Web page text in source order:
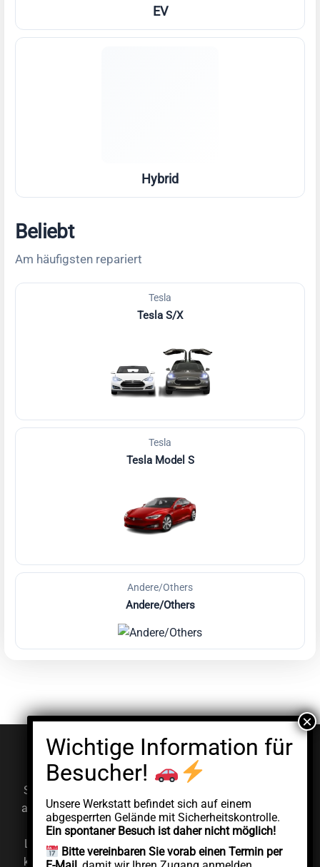
EV
Hybrid
Beliebt
Am häufigsten repariert
Tesla
Tesla S/X
Tesla
Tesla Model S
Andere/Others
Andere/Others
© EV Clinic 2026
Impressum Datenschutzerklärung
Serviceleistungen, Diagnosen und Reparaturen werden
ausschließlich von der autorisierten juristischen Person
AddCycle GMBH durchgeführt, die unabhängig unter
Lizenz der Marke EV Clinic agiert. EV Clinic übernimmt
keine Verantwortung für die Ausführung, das Ergebnis,
Unsere Werkstatt befindet sich auf einem
abgesperrten Gelände mit Sicherheitskontrolle.
Ein spontaner Besuch ist daher nicht möglich!
Bitte vereinbaren Sie vorab einen Termin per